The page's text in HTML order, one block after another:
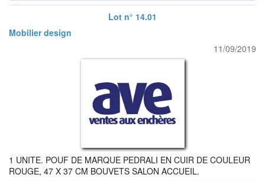
Lot n° 14.01
Mobilier design
11/09/2019
1 UNITE. POUF DE MARQUE PEDRALI EN CUIR DE COULEUR
ROUGE, 47 X 37 CM BOUVETS SALON ACCUEIL.